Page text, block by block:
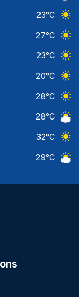
23°C
27°C
23°C
20°C
28°C
28°C
32°C
29°C